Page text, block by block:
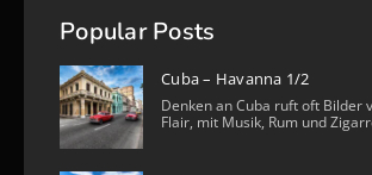
Popular Posts
Cuba – Havanna 1/2
Denken an Cuba ruft oft Bilder
Flair, mit Musik, Rum und